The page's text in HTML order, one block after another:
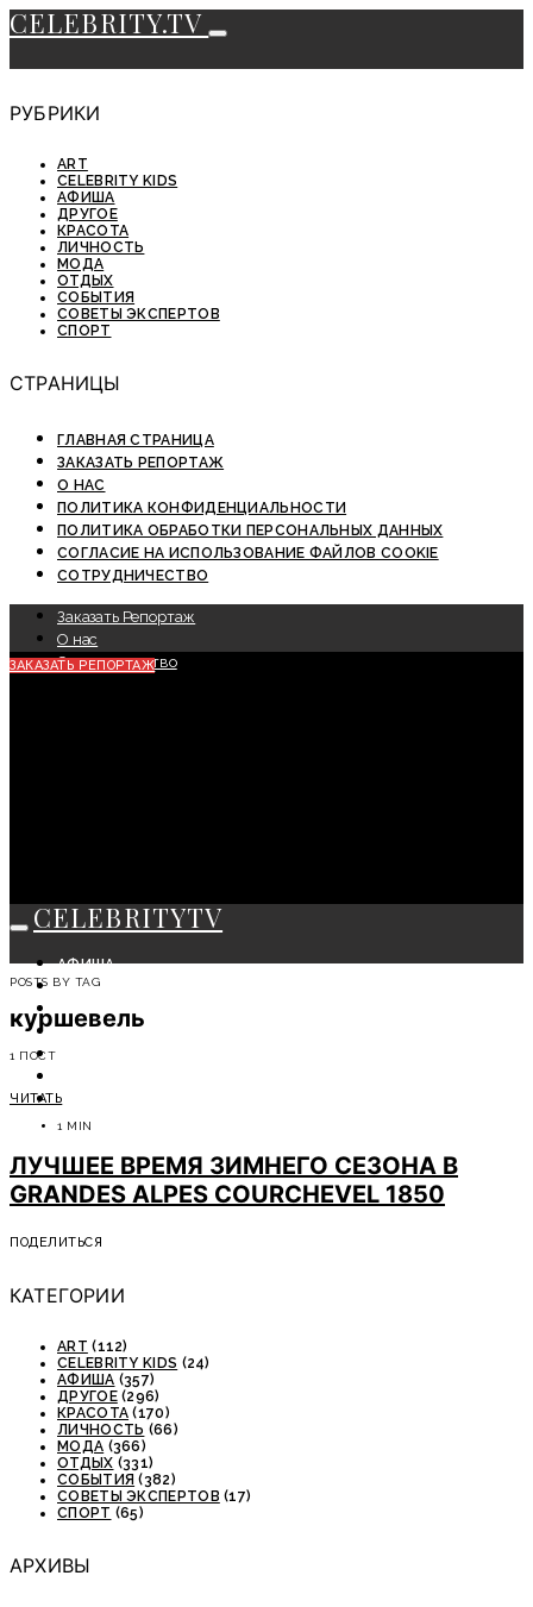
CELEBRITY.TV
РУБРИКИ
ART
CELEBRITY KIDS
АФИША
ДРУГОЕ
КРАСОТА
ЛИЧНОСТЬ
МОДА
ОТДЫХ
СОБЫТИЯ
СОВЕТЫ ЭКСПЕРТОВ
СПОРТ
СТРАНИЦЫ
ГЛАВНАЯ СТРАНИЦА
ЗАКАЗАТЬ РЕПОРТАЖ
О НАС
ПОЛИТИКА КОНФИДЕНЦИАЛЬНОСТИ
ПОЛИТИКА ОБРАБОТКИ ПЕРСОНАЛЬНЫХ ДАННЫХ
СОГЛАСИЕ НА ИСПОЛЬЗОВАНИЕ ФАЙЛОВ COOKIE
СОТРУДНИЧЕСТВО
Заказать Репортаж
О нас
Сотрудничество
ЗАКАЗАТЬ РЕПОРТАЖ
CELEBRITYTV
АФИША
СОБЫТИЯ
КРАСОТА
МОДА
СОВЕТЫ ЭКСПЕРТОВ
POSTS BY TAG
куршевель
1 ПОСТ
ЧИТАТЬ
1 MIN
ЛУЧШЕЕ ВРЕМЯ ЗИМНЕГО СЕЗОНА В
GRANDES ALPES COURCHEVEL 1850
ПОДЕЛИТЬСЯ
КАТЕГОРИИ
ART (112)
CELEBRITY KIDS (24)
АФИША (357)
ДРУГОЕ(296)
КРАСОТА (170)
ЛИЧНОСТЬ (66)
МОДА (366)
ОТДЫХ (331)
СОБЫТИЯ (382)
СОВЕТЫ ЭКСПЕРТОВ (17)
СПОРТ (65)
АРХИВЫ